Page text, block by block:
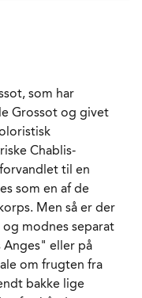
g/l
g/l
mg/l
måneder i rustfrit
6 år fra høståret
- 9°C
(75 cl)
som har
Grossot og givet
Chablis-
til en
som en af de
Men så er der
modnes separat
Anges" eller på
om frugten fra
bakke lige